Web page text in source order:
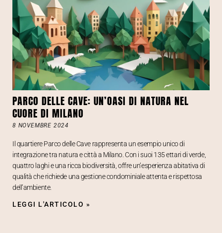
PARCO DELLE CAVE: UN’OASI DI NATURA NEL
CUORE DI MILANO
8 NOVEMBRE 2024
Il quartiere Parco delle Cave rappresenta un esempio unico di
integrazione tra natura e città a Milano. Con i suoi 135 ettari di verde,
quattro laghi e una ricca biodiversità, offre un’esperienza abitativa di
qualità che richiede una gestione condominiale attenta e rispettosa
dell’ambiente.
LEGGI L'ARTICOLO »